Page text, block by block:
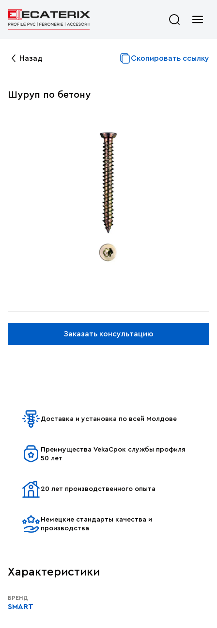
Назад Скопировать ссылку
Шуруп по бетону
Заказать консультацию
Доставка и установка по всей Молдове
Преимущества VekaСрок службы профиля
50 лет
20 лет производственного опыта
Немецкие стандарты качества и
производства
Характеристики
БРЕНД
SMART